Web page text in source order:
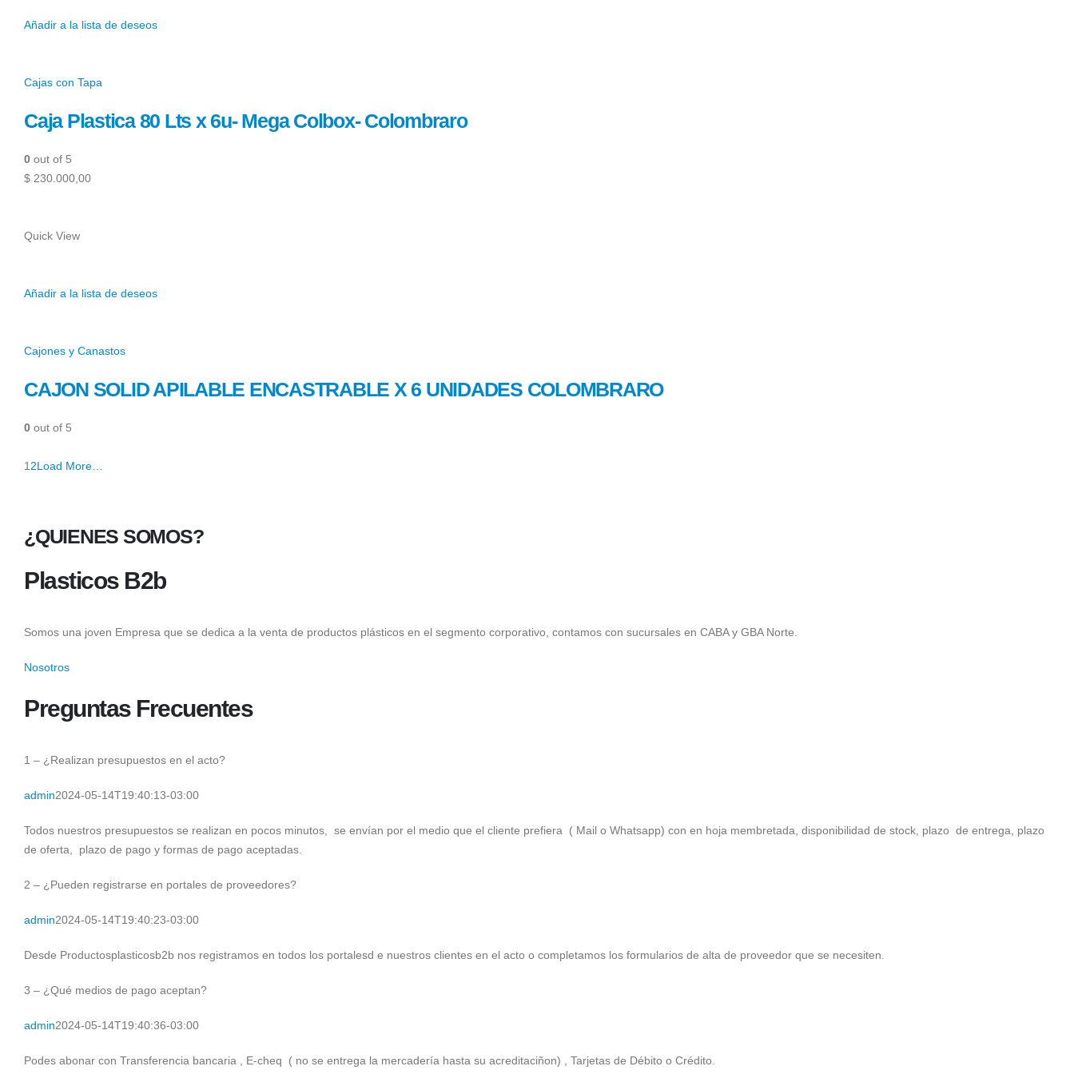
Añadir a la lista de deseos
Cajas con Tapa
Caja Plastica 80 Lts x 6u- Mega Colbox- Colombraro
0 out of 5
$ 230.000,00
Quick View
Añadir a la lista de deseos
Cajones y Canastos
CAJON SOLID APILABLE ENCASTRABLE X 6 UNIDADES COLOMBRARO
0 out of 5
1 2Load More…
¿QUIENES SOMOS?
Plasticos B2b
Somos una joven Empresa que se dedica a la venta de productos plásticos en el segmento corporativo, contamos con sucursales en CABA y GBA Norte.
Nosotros
Preguntas Frecuentes
1 – ¿Realizan presupuestos en el acto?
admin2024-05-14T19:40:13-03:00
Todos nuestros presupuestos se realizan en pocos minutos, se envían por el medio que el cliente prefiera ( Mail o Whatsapp) con en hoja membretada, disponibilidad de stock, plazo de entrega, plazo
de oferta, plazo de pago y formas de pago aceptadas.
2 – ¿Pueden registrarse en portales de proveedores?
admin2024-05-14T19:40:23-03:00
Desde Productosplasticosb2b nos registramos en todos los portalesd e nuestros clientes en el acto o completamos los formularios de alta de proveedor que se necesiten.
3 – ¿Qué medios de pago aceptan?
admin2024-05-14T19:40:36-03:00
Podes abonar con Transferencia bancaria , E-cheq ( no se entrega la mercadería hasta su acreditaciñon) , Tarjetas de Débito o Crédito.